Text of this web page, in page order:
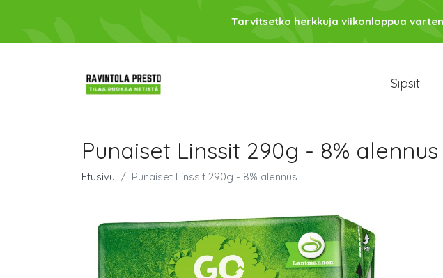
Tarvitsetko herkkuja viikonloppua
Sipsit
Punaiset Linssit 290g - 8% alennus
Etusivu Punaiset Linssit 290g - 8% alennus